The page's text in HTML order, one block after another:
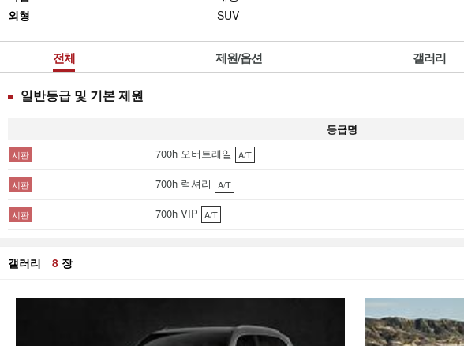
외형
SUV
전체 제원/옵션 갤러리
일반등급 및 기본 제원
등급명
시판 700h 오버트레일 A/T
시판 700h 럭셔리 A/T
시판 700h VIP A/T
갤러리 8 장